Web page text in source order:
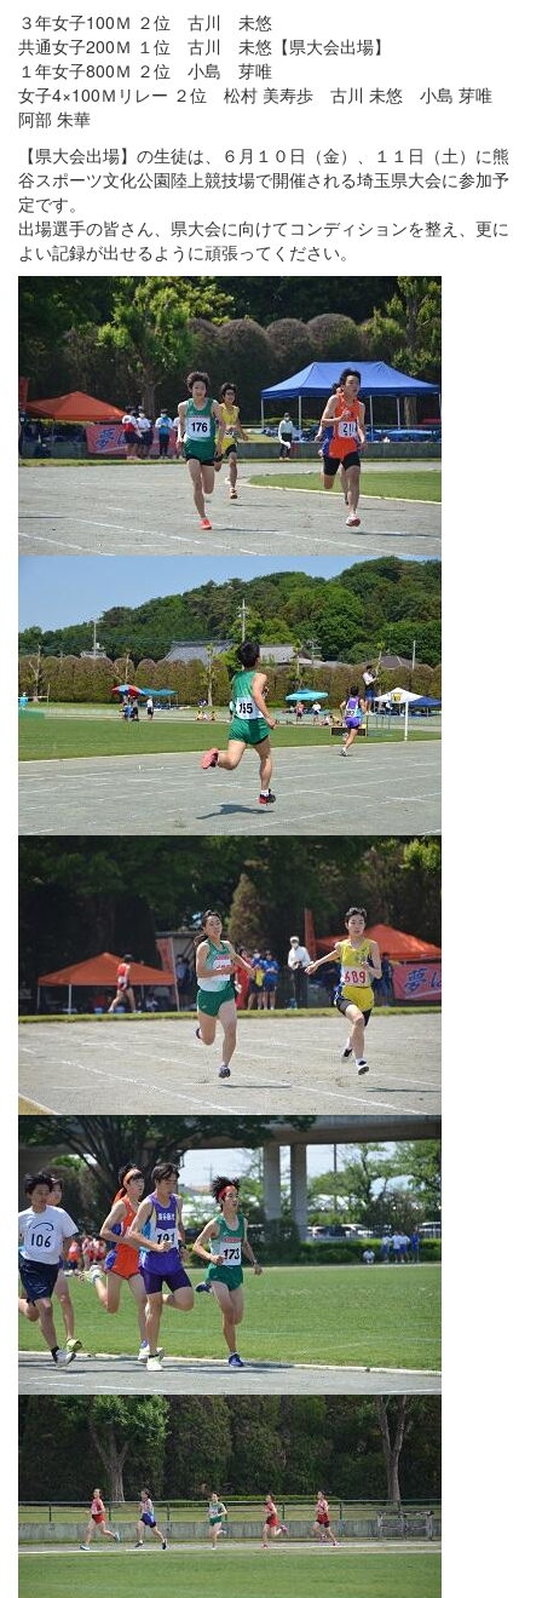
３年女子100Ｍ ２位 古川 未悠
共通女子200Ｍ １位 古川 未悠【県大会出場】
１年女子800Ｍ ２位 小島 芽唯
女子4×100Ｍリレー ２位 松村 美寿歩 古川 未悠 小島 芽唯
阿部 朱華
【県大会出場】の生徒は、６月１０日（金）、１１日（土）に熊
谷スポーツ文化公園陸上競技場で開催される埼玉県大会に参加予
定です。
出場選手の皆さん、県大会に向けてコンディションを整え、更に
よい記録が出せるように頑張ってください。